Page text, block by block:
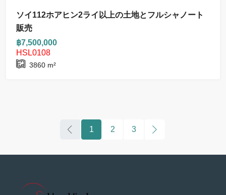
ソイ112ホアヒン2ライ以上の土地とフルシャノート
販売
฿7,500,000
HSL0108
3860 m²
1 2 3